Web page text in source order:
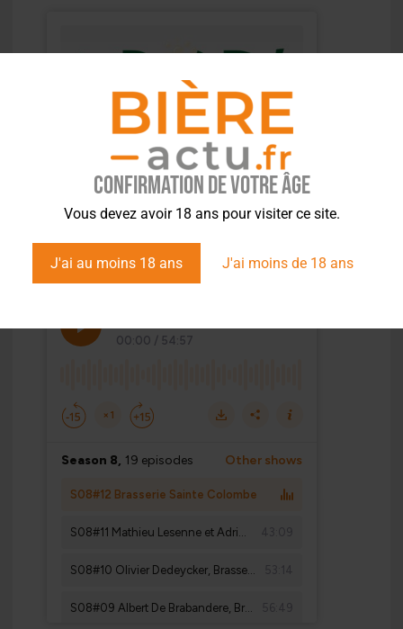
Confirmation de votre âge
Vous devez avoir 18 ans pour visiter ce site.
J'ai au moins 18 ans J'ai moins de 18 ans